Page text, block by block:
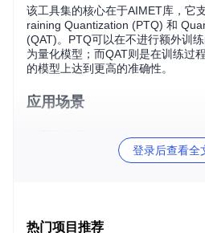
该工具集的核心在于AIMET库，它
raining Quantization (PTQ) 和
(QAT)。PTQ可以在不进行额外训
为量化模型；而QAT则是在训练过
的模型上达到更高的准确性。
应用场景
：从MobileNetV2到
展现了在ImageNet数据集上的量
登录后查看全
热门项目推荐